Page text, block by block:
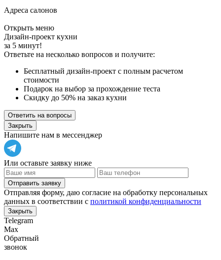
Адреса салонов
Открыть меню
Дизайн-проект кухни
за 5 минут!
Ответьте на несколько вопросов и получите:
Бесплатный дизайн-проект с полным расчетом
стоимости
Подарок на выбор за прохождение теста
Скидку до 50% на заказ кухни
Ответить на вопросы
Закрыть
Напишите нам в мессенджер
Или оставьте заявку ниже
Отправить заявку
Отправляя форму, даю согласие на обработку персональных
данных в соответствии с политикой конфиденциальности
Закрыть
Telegram
Max
Обратный
звонок